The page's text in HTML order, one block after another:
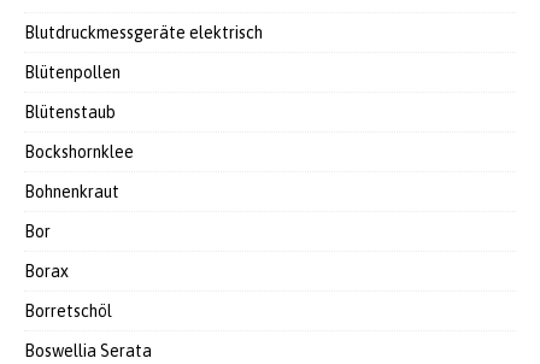
Blutdruckmessgeräte elektrisch
Blütenpollen
Blütenstaub
Bockshornklee
Bohnenkraut
Bor
Borax
Borretschöl
Boswellia Serata